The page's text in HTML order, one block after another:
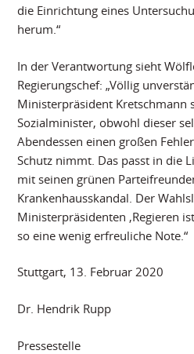
die Einrichtung eines
herum.“
In der Verantwortung sieht
Regierungschef: „Völlig
Ministerpräsident Kretschmann
Sozialminister, obwohl dieser
Abendessen einen großen
Schutz nimmt. Das passt in die
mit seinen grünen
Krankenhausskandal. Der
Ministerpräsidenten ‚Regieren
so eine wenig erfreuliche Note.“
Stuttgart, 13. Februar 2020
Dr. Hendrik Rupp
Pressestelle